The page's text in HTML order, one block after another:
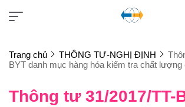
Trang chủ THÔNG TƯ-NGHỊ ĐỊNH
BYT danh mục hàng hóa kiểm tra chất lượng
Thông tư 31/2017/TT-